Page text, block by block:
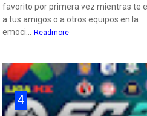
favorito por primera vez mientras te
a tus amigos o a otros equipos en la
emoci...
Readmore
4